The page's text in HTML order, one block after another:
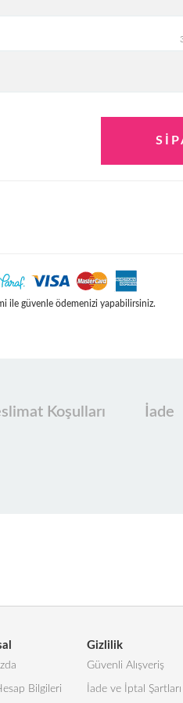
ile güvenle ödemenizi yapabilirsiniz.
Koşulları İade
Bilgileri
Gizlilik
Güvenli Alışveriş
İade ve İptal Şartları